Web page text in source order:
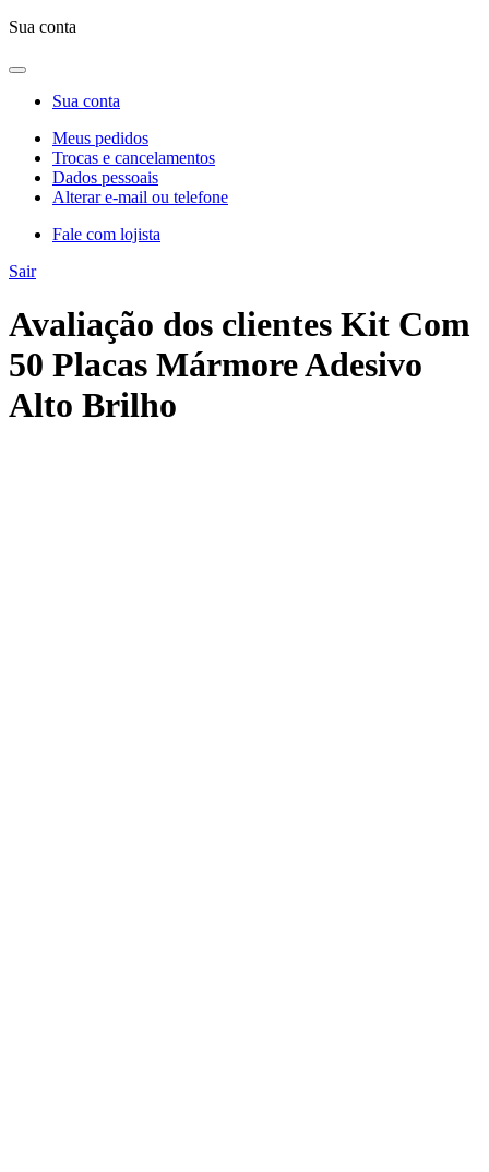
Sua conta
Sua conta
Meus pedidos
Trocas e cancelamentos
Dados pessoais
Alterar e-mail ou telefone
Fale com lojista
Sair
Avaliação dos clientes Kit Com
50 Placas Mármore Adesivo
Alto Brilho